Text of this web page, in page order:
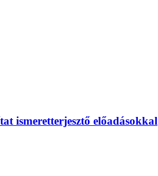
ismeretterjesztő előadásokkal